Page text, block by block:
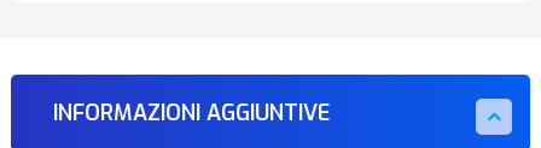
INFORMAZIONI AGGIUNTIVE